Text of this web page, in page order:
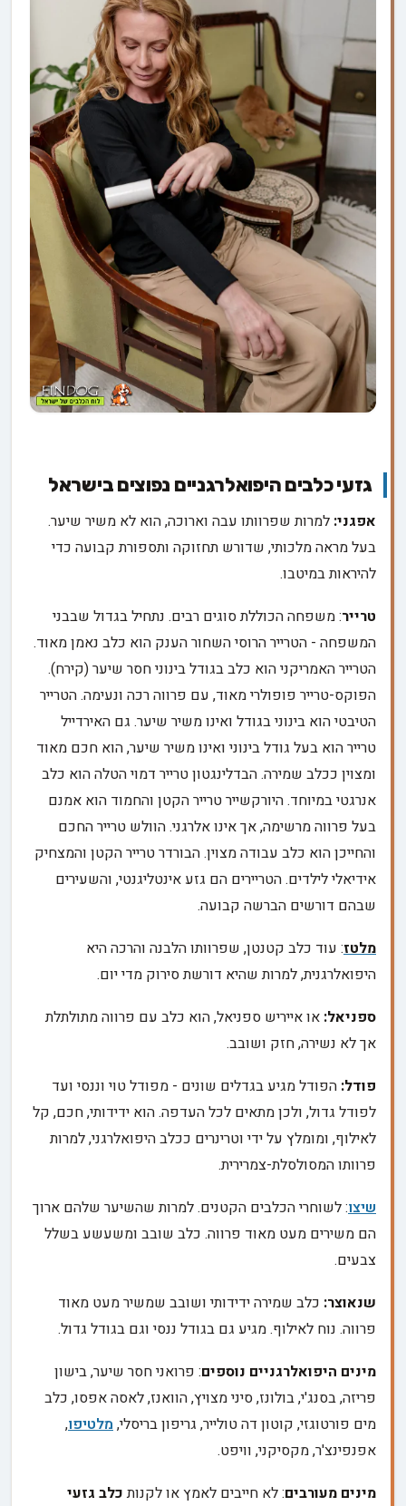
גזעי כלבים היפואלרגניים נפוצים בישראל
אפגני: למרות שפרוותו עבה וארוכה, הוא לא משיר שיער.
בעל מראה מלכותי, שדורש תחזוקה ותספורת קבועה כדי
להיראות במיטבו.
טרייר: משפחה הכוללת סוגים רבים. נתחיל בגדול שבבני
המשפחה - הטרייר הרוסי השחור הענק הוא כלב נאמן מאוד.
הטרייר האמריקני הוא כלב בגודל בינוני חסר שיער (קירח).
הפוקס-טרייר פופולרי מאוד, עם פרווה רכה ונעימה. הטרייר
הטיבטי הוא בינוני בגודל ואינו משיר שיער. גם האירדייל
טרייר הוא בעל גודל בינוני ואינו משיר שיער, הוא חכם מאוד
ומצוין ככלב שמירה. הבדלינגטון טרייר דמוי הטלה הוא כלב
אנרגטי במיוחד. היורקשייר טרייר הקטן והחמוד הוא אמנם
בעל פרווה מרשימה, אך אינו אלרגני. הוולש טרייר החכם
והחייכן הוא כלב עבודה מצוין. הבורדר טרייר הקטן והמצחיק
אידיאלי לילדים. הטריירים הם גזע אינטליגנטי, והשעירים
שבהם דורשים הברשה קבועה.
מלטז: עוד כלב קטנטן, שפרוותו הלבנה והרכה היא
היפואלרגנית, למרות שהיא דורשת סירוק מדי יום.
ספניאל: או אייריש ספניאל, הוא כלב עם פרווה מתולתלת
אך לא נשירה, חזק ושובב.
פודל: הפודל מגיע בגדלים שונים - מפודל טוי וננסי ועד
לפודל גדול, ולכן מתאים לכל העדפה. הוא ידידותי, חכם, קל
לאילוף, ומומלץ על ידי וטרינרים ככלב היפואלרגני, למרות
פרוותו המסולסלת-צמרירית.
שיצו: לשוחרי הכלבים הקטנים. למרות שהשיער שלהם ארוך
הם משירים מעט מאוד פרווה. כלב שובב ומשעשע בשלל
צבעים.
שנאוצר: כלב שמירה ידידותי ושובב שמשיר מעט מאוד
פרווה. נוח לאילוף. מגיע גם בגודל ננסי וגם בגודל גדול.
מינים היפואלרגניים נוספים: פרואני חסר שיער, בישון
פריזה, בסנג'י, בולונז, סיני מצויץ, הוואנז, לאסה אפסו, כלב
מים פורטוגזי, קוטון דה טולייר, גריפון בריסלי,מלטיפו,
אפנפינצ'ר, מקסיקני, וויפט.
מינים מעורבים: לא חייבים לאמץ או לקנותכלב גזעי